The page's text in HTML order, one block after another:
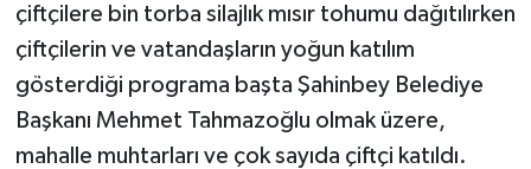
çiftçilere bin torba silajlık mısır tohumu dağıtılırken
çiftçilerin ve vatandaşların yoğun katılım
gösterdiği programa başta Şahinbey Belediye
Başkanı Mehmet Tahmazoğlu olmak üzere,
mahalle muhtarları ve çok sayıda çiftçi katıldı.